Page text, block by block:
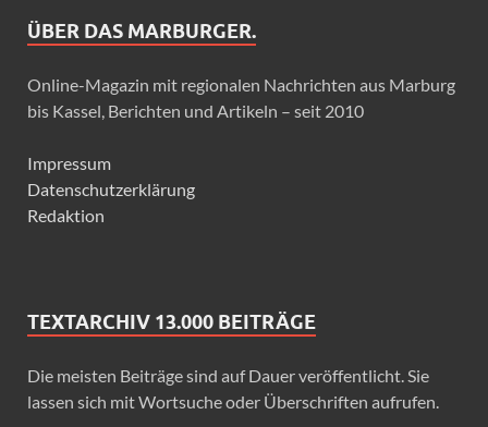
ÜBER DAS MARBURGER.
Online-Magazin mit regionalen Nachrichten aus Marburg
bis Kassel, Berichten und Artikeln – seit 2010
Impressum
Datenschutzerklärung
Redaktion
TEXTARCHIV 13.000 BEITRÄGE
Die meisten Beiträge sind auf Dauer veröffentlicht. Sie
lassen sich mit Wortsuche oder Überschriften aufrufen.